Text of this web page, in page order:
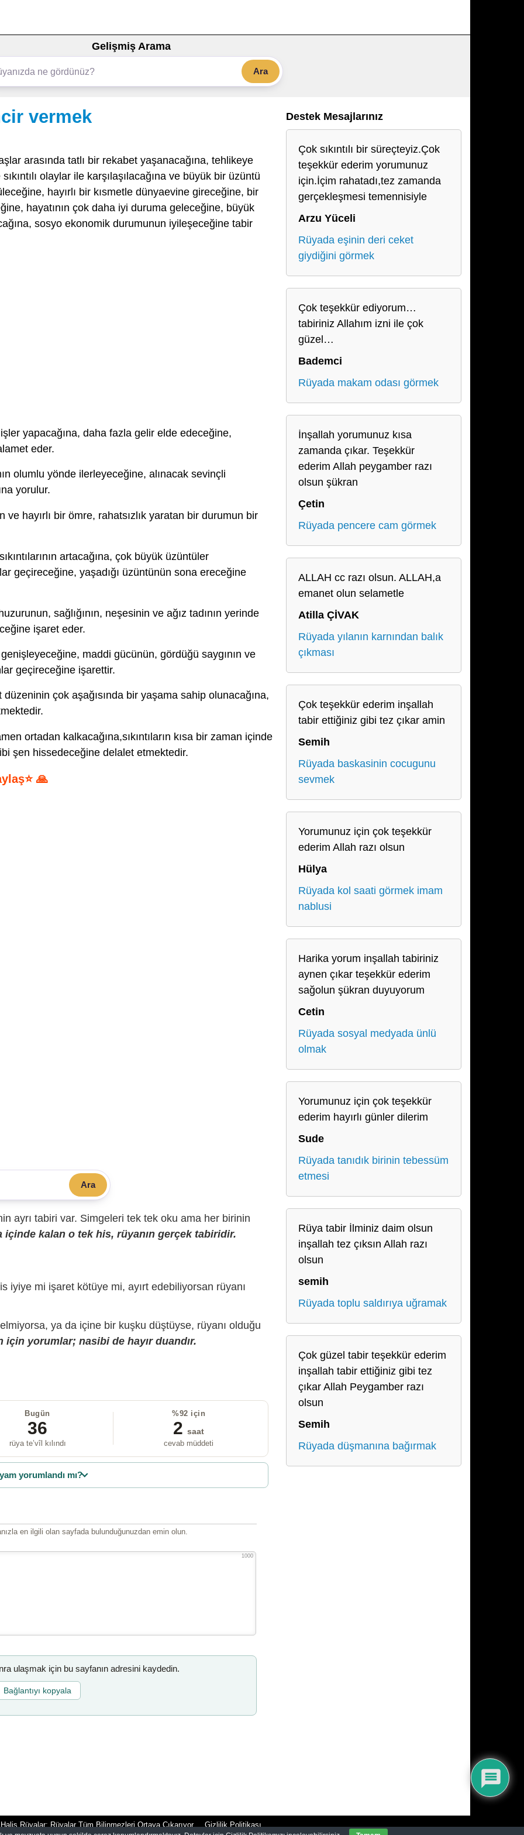
Gelişmiş Arama
Ara
vermek
arasında tatlı bir rekabet yaşanacağına, tehlikeye
olaylar ile karşılaşılacağına ve büyük bir üzüntü
hayırlı bir kısmetle dünyaevine gireceğine, bir
hayatının çok daha iyi duruma geleceğine, büyük
sosyo ekonomik durumunun iyileşeceğine tabir
işler yapacağına, daha fazla gelir elde edeceğine,
eder.
olumlu yönde ilerleyeceğine, alınacak sevinçli
yorulur.
ve hayırlı bir ömre, rahatsızlık yaratan bir durumun bir
artacağına, çok büyük üzüntüler
geçireceğine, yaşadığı üzüntünün sona ereceğine
sağlığının, neşesinin ve ağız tadının yerinde
işaret eder.
maddi gücünün, gördüğü saygının ve
geçireceğine işarettir.
düzeninin çok aşağısında bir yaşama sahip olunacağına,
ortadan kalkacağına,sıkıntıların kısa bir zaman içinde
şen hissedeceğine delalet etmektedir.
🙏
Ara
ayrı tabiri var. Simgeleri tek tek oku ama her birinin
içinde kalan o tek his, rüyanın gerçek tabiridir.
iyiye mi işaret kötüye mi, ayırt edebiliyorsan rüyanı
ya da içine bir kuşku düştüyse, rüyanı olduğu
yorumlar; nasibi de hayır duandır.
Bugün
36
rüya te’vîl kılındı
%92 için
2 saat
cevab müddeti
yorumlandı mı?
en ilgili olan sayfada bulunduğunuzdan emin olun.
1000
ulaşmak için bu sayfanın adresini kaydedin.
Bağlantıyı kopyala
Destek Mesajlarınız
Çok sıkıntılı bir süreçteyiz.Çok
teşekkür ederim yorumunuz
için.İçim rahatadı,tez zamanda
gerçekleşmesi temennisiyle
Arzu Yüceli
Rüyada eşinin deri ceket
giydiğini görmek
Çok teşekkür ediyorum…
tabiriniz Allahım izni ile çok
güzel…
Bademci
Rüyada makam odası görmek
İnşallah yorumunuz kısa
zamanda çıkar. Teşekkür
ederim Allah peygamber razı
olsun şükran
Çetin
Rüyada pencere cam görmek
ALLAH cc razı olsun. ALLAH,a
emanet olun selametle
Atilla ÇİVAK
Rüyada yılanın karnından balık
çıkması
Çok teşekkür ederim inşallah
tabir ettiğiniz gibi tez çıkar amin
Semih
Rüyada baskasinin cocugunu
sevmek
Yorumunuz için çok teşekkür
ederim Allah razı olsun
Hülya
Rüyada kol saati görmek imam
nablusi
Harika yorum inşallah tabiriniz
aynen çıkar teşekkür ederim
sağolun şükran duyuyorum
Cetin
Rüyada sosyal medyada ünlü
olmak
Yorumunuz için çok teşekkür
ederim hayırlı günler dilerim
Sude
Rüyada tanıdık birinin tebessüm
etmesi
Rüya tabir İlminiz daim olsun
inşallah tez çıksın Allah razı
olsun
semih
Rüyada toplu saldırıya uğramak
Çok güzel tabir teşekkür ederim
inşallah tabir ettiğiniz gibi tez
çıkar Allah Peygamber razı
olsun
Semih
Rüyada düşmanına bağırmak
Halis Rüyalar: Rüyalar Tüm Bilinmezleri Ortaya Çıkarıyor Gizlilik Politikası